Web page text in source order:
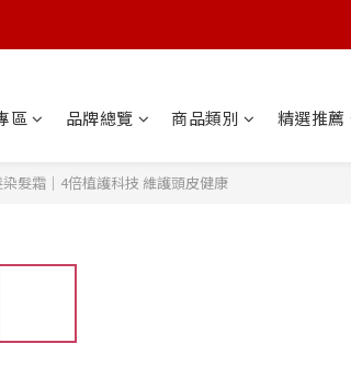
區 品牌總覽 商品類別 精選推薦
髮霜｜4倍植護科技 維護頭皮健康